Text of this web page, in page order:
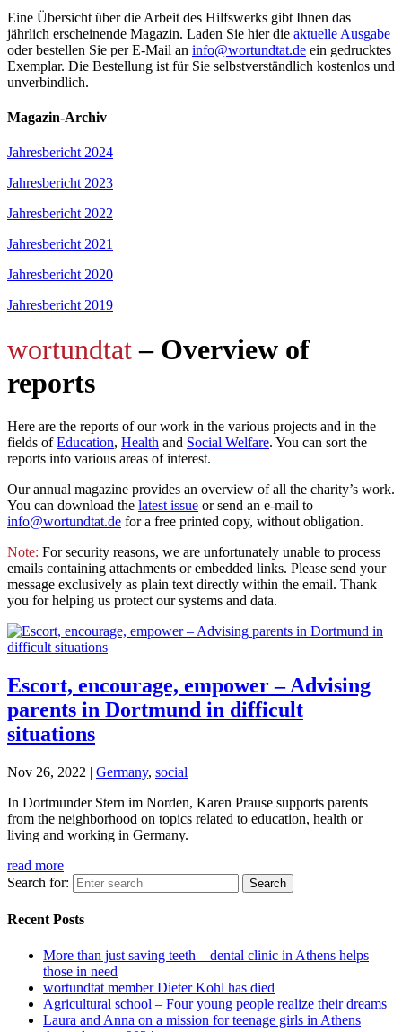
Eine Übersicht über die Arbeit des Hilfswerks gibt Ihnen das
jährlich erscheinende Magazin. Laden Sie hier die aktuelle Ausgabe
oder bestellen Sie per E-Mail an info@wortundtat.de ein gedrucktes
Exemplar. Die Bestellung ist für Sie selbstverständlich kostenlos und
unverbindlich.
Magazin-Archiv
Jahresbericht 2024
Jahresbericht 2023
Jahresbericht 2022
Jahresbericht 2021
Jahresbericht 2020
Jahresbericht 2019
wortundtat– Overview of
reports
Here are the reports of our work in the various projects and in the
fields ofEducation, Health and Social Welfare. You can sort the
reports into various areas of interest.
Our annual magazine provides an overview of all the charity’s work.
You can download the latest issue or send an e-mail to
info@wortundtat.de for a free printed copy, without obligation.
Note: For security reasons, we are unfortunately unable to process
emails containing attachments or embedded links. Please send your
message exclusively as plain text directly within the email. Thank
you for helping us protect our systems and data.
Escort, encourage, empower – Advising
parents in Dortmund in difficult
situations
Nov 26, 2022 | Germany, social
In Dortmunder Stern im Norden, Karen Prause supports parents
from the neighborhood on topics related to education, health or
living and working in Germany.
read more
Search for:
Recent Posts
More than just saving teeth – dental clinic in Athens helps
those in need
wortundtat member Dieter Kohl has died
Agricultural school – Four young people realize their dreams
Laura and Anna on a mission for teenage girls in Athens